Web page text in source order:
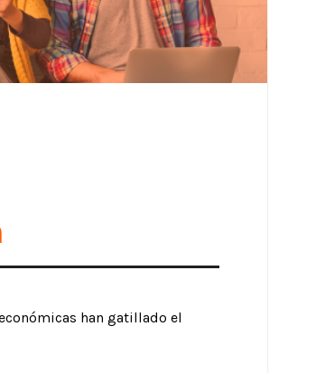
han gatillado el